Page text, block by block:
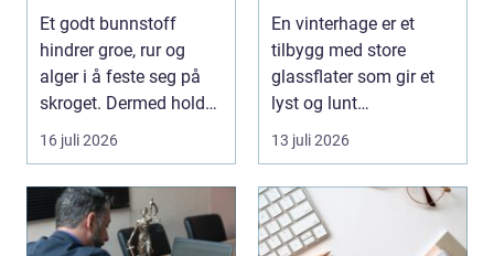
Et godt bunnstoff
hindrer groe, rur og
alger i å feste seg på
skroget. Dermed holder
båten bedre far...
16 juli 2026
En vinterhage er et
tilbygg med store
glassflater som gir et
lyst og lunt
oppholdsrom nær
hagen, ogs...
13 juli 2026